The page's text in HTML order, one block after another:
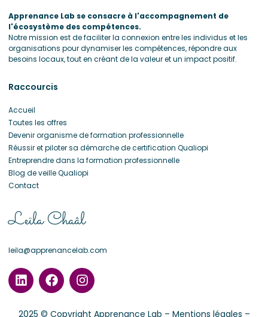
Apprenance Lab se consacre à l'accompagnement de
l'écosystème des compétences.
Notre mission est de faciliter la connexion entre les individus et les
organisations pour dynamiser les compétences, répondre aux
besoins locaux, tout en créant de la valeur et un impact positif.
Raccourcis
Accueil
Toutes les offres
Devenir organisme de formation professionnelle
Réussir et piloter sa démarche de certification Qualiopi
Entreprendre dans la formation professionnelle
Blog de veille Qualiopi
Contact
Leïla Chaâl
leila@apprenancelab.com
2025 © Copyright Apprenance Lab – Mentions légales –